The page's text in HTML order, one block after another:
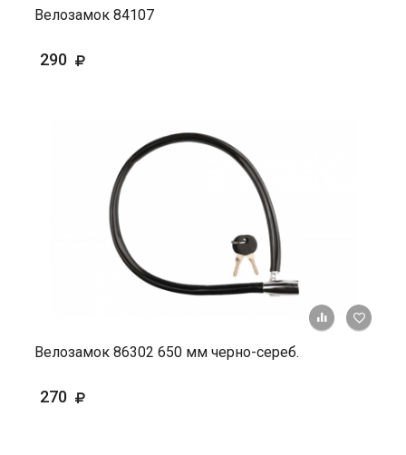
Велозамок 84107
290
+ К
Велозамок 86302 650 мм черно-сереб.
270